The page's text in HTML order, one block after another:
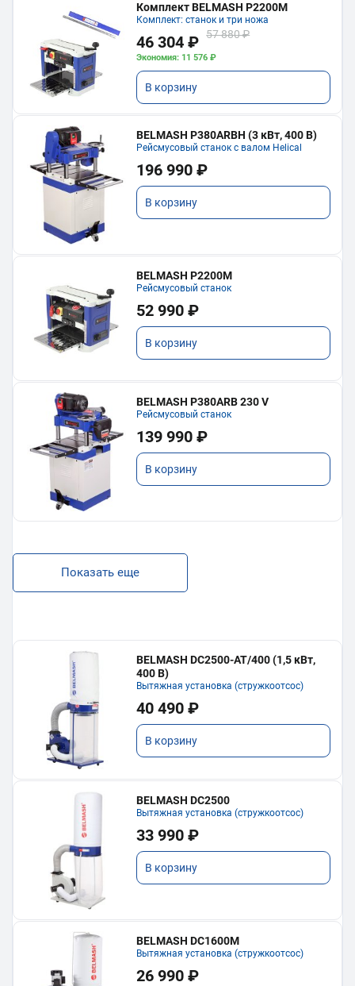
Комплект BELMASH P2200M
Комплект: станок и три ножа
46 304 ₽ 57 880 ₽
Экономия: 11 576 ₽
В корзину
BELMASH P380ARBH (3 кВт, 400 В)
Рейсмусовый станок с валом Helical
196 990 ₽
В корзину
BELMASH P2200M
Рейсмусовый станок
52 990 ₽
В корзину
BELMASH P380ARB 230 V
Рейсмусовый станок
139 990 ₽
В корзину
Показать еще
BELMASH DC2500-AT/400 (1,5 кВт,
400 В)
Вытяжная установка (стружкоотсос)
40 490 ₽
В корзину
BELMASH DC2500
Вытяжная установка (стружкоотсос)
33 990 ₽
В корзину
BELMASH DC1600M
Вытяжная установка (стружкоотсос)
26 990 ₽